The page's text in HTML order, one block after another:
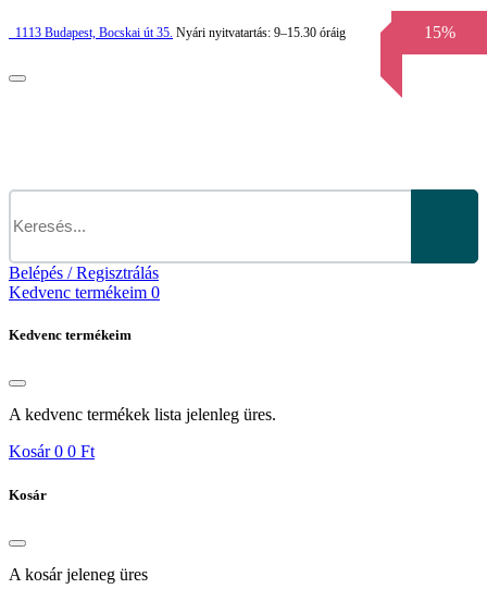
1113 Budapest, Bocskai út 35. Nyári nyitvatartás: 9–15.30 óráig
Belépés / Regisztrálás
Kedvenc termékeim 0
Kedvenc termékeim
A kedvenc termékek lista jelenleg üres.
Kosár 0 0 Ft
Kosár
A kosár jeleneg üres
15%